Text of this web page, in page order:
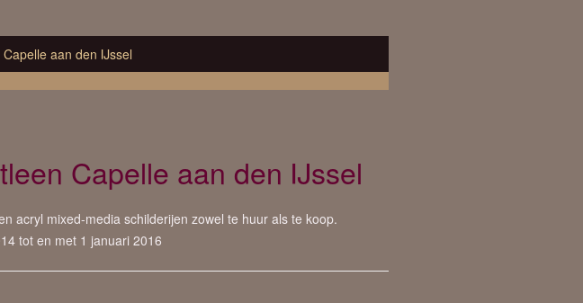
aan den IJssel
Capelle aan den IJssel
acryl mixed-media schilderijen zowel te huur als te koop.
tot en met 1 januari 2016